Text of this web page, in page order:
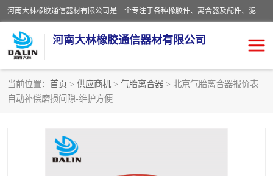
河南大林橡胶通信器材有限公司是一个专注于各种橡胶件、离合器及配件、泥浆泵及配件等产品设计制造和加工的企业。产品应用于矿山、冶金、石油、钢铁、化工、水泥、船舶、造纸、通用机械等各种大功率机械传动或制动装置。
河南大林橡胶通信器材有限公司
当前位置： 首页 > 供应商机 > 气胎离合器 > 北京气胎离合器报价表
自动补偿磨损间隙-维护方便
推盘离合器
VC离合器
PO隔膜离合器